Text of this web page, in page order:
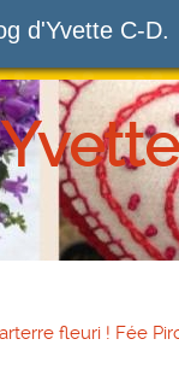
d'Yvette C-D.
fleuri ! Fée